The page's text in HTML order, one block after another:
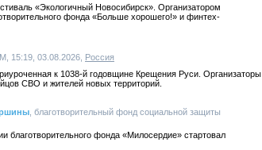
«Экологичный Новосибирск». Организатором
фонда «Больше хорошего!» и финтех-
15:19, 03.08.2026, Россия
к 1038-й годовщине Крещения Руси. Организаторы
СВО и жителей новых территорий.
, благотворительный фонд социальной защиты
благотворительного фонда «Милосердие» стартовал